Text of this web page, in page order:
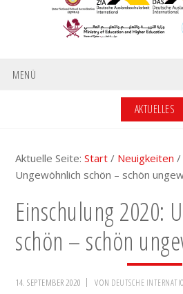
MENÜ
AKTUELLES
Aktuelle Seite:Start / Neuigkeiten /
Ungewöhnlich schön – schön
Einschulung 2020:
schön – schön
14. SEPTEMBER 2020 VON DEUTSCHE